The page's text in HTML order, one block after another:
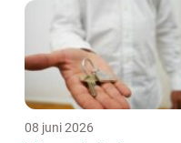
08 juni 2026